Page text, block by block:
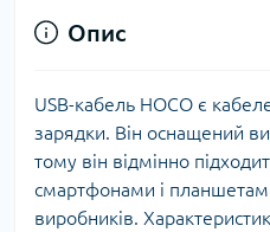
Опис
USB-кабель HOCO є
зарядки. Він оснащений
тому він відмінно
смартфонами і
виробників.